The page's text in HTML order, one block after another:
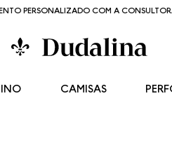
PERSONALIZADO COM A
CAMISAS